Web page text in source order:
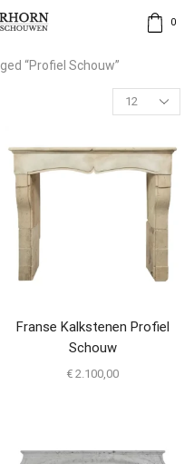
0
“Profiel Schouw”
Franse Kalkstenen Profiel
Schouw
€ 2.100,00